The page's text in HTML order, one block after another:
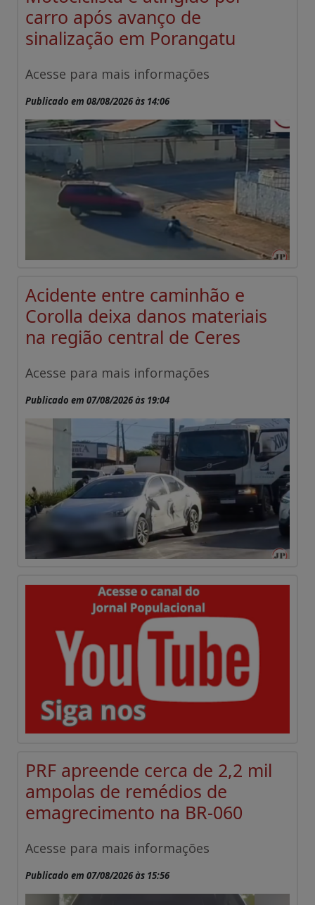
carro após avanço de
sinalização em Porangatu
Acesse para mais informações
Publicado em 08/08/2026 às 14:06
Acidente entre caminhão e
Corolla deixa danos materiais
na região central de Ceres
Acesse para mais informações
Publicado em 07/08/2026 às 19:04
PRF apreende cerca de 2,2 mil
ampolas de remédios de
emagrecimento na BR-060
Acesse para mais informações
Publicado em 07/08/2026 às 15:56